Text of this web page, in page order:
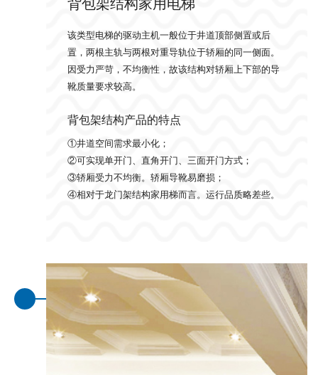
该类型电梯的驱动主机一般位于井道顶部侧置或后
置，两根主轨与两根对重导轨位于轿厢的同一侧面。
因受力严苛，不均衡性，故该结构对轿厢上下部的导
靴质量要求较高。
背包架结构产品的特点
①井道空间需求最小化；
②可实现单开门、直角开门、三面开门方式；
③轿厢受力不均衡。轿厢导靴易磨损；
④相对于龙门架结构家用梯而言。运行品质略差些。